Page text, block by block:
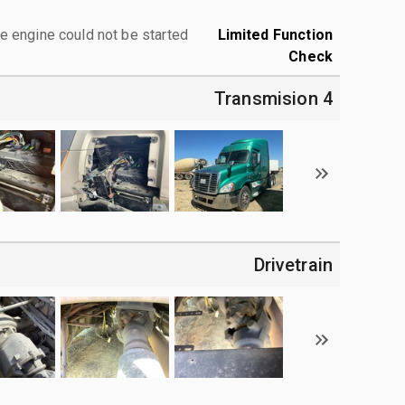
Limited Function
Check
engine could not be started.
4 Transmision
Drivetrain